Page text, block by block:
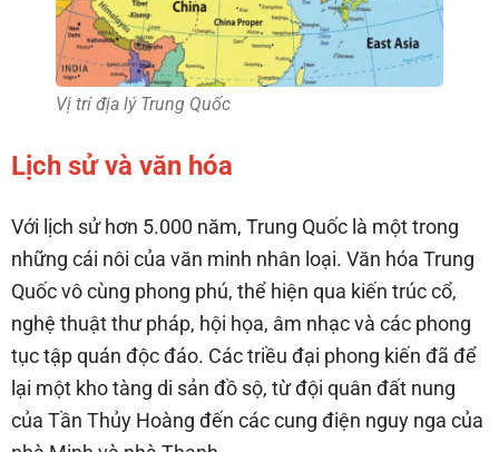
Vị trí địa lý Trung Quốc
Lịch sử và văn hóa
Với lịch sử hơn 5.000 năm, Trung Quốc là một trong
những cái nôi của văn minh nhân loại. Văn hóa Trung
Quốc vô cùng phong phú, thể hiện qua kiến trúc cổ,
nghệ thuật thư pháp, hội họa, âm nhạc và các phong
tục tập quán độc đáo. Các triều đại phong kiến đã để
lại một kho tàng di sản đồ sộ, từ đội quân đất nung
của Tần Thủy Hoàng đến các cung điện nguy nga của